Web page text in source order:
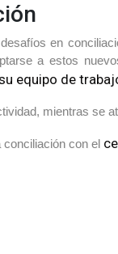
en
a estos
equipo de
mientras se
con el